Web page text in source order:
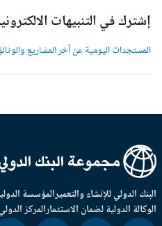
إشترك في التنبيهات
المستجدات اليومية عن آخر المشاريع والوثائق
الدولي للإنشاء والتعميرالمؤسسة الدولية
الدولية لضمان الاستثمارالمركز الدولي